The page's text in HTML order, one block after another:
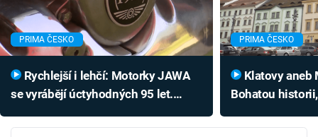
PRIMA ČESKO
se vyrábějí úctyhodných 95 let.
PRIMA ČESKO
Bohatou